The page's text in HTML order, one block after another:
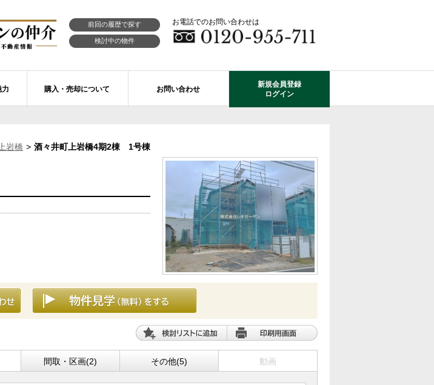
前回の履歴で探す
検討中の物件
お電話でのお問い合わせは
市のレオガーデン
レオガーデン成田 双響の街
デン北習志野 槙の杜 レオガーデン前貝塚町 澪の杜
ーデン船橋 大楠の杜 レオガーデン船橋 静音の杜
レオガーデン成田 寛朝の杜
築戸建てを探す
学区から探す
市の学区から探す 成田市の学区から探す
かりしている物件 プール付住宅が建てられる物件
力
ラグジュアリー住宅
エクステリア&ガーデン
デンオーナーズ倶楽部
断熱性能
購入・売却について
買物件リクエスト
不動産はどうしたらいい？？
お問い合わせ
新規会員登録
ログイン
上岩橋 酒々井町上岩橋4期2棟 1号棟
間取・区画(2) その他(5) 動画